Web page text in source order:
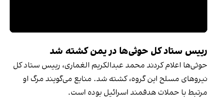
رییس ستاد کل حوثی‌ها در یمن کشته شد
حوثی‌ها اعلام کردند محمد عبدالکریم الغماری، رییس ستاد کل
نیروهای مسلح این گروه، کشته شد. منابع می‌گویند مرگ او
مرتبط با حملات هدفمند اسرائیل بوده است.